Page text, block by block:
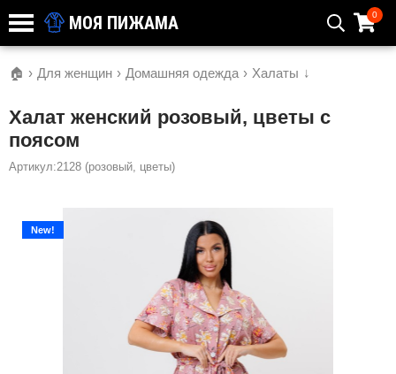
МОЯ ПИЖАМА 0
🏠 › Для женщин › Домашняя одежда › Халаты ↓
Халат женский розовый, цветы с
поясом
Артикул:2128 (розовый, цветы)
New!